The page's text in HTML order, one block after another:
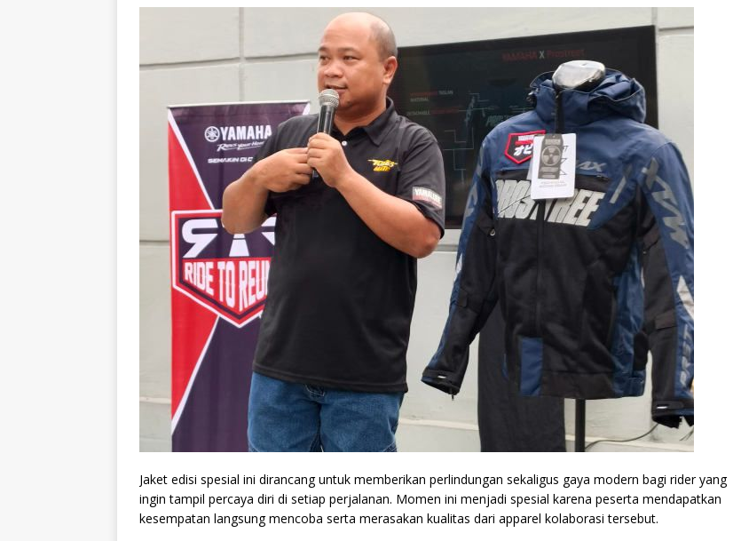
Jaket edisi spesial ini dirancang untuk memberikan perlindungan sekaligus gaya modern bagi rider yang
ingin tampil percaya diri di setiap perjalanan. Momen ini menjadi spesial karena peserta mendapatkan
kesempatan langsung mencoba serta merasakan kualitas dari apparel kolaborasi tersebut.